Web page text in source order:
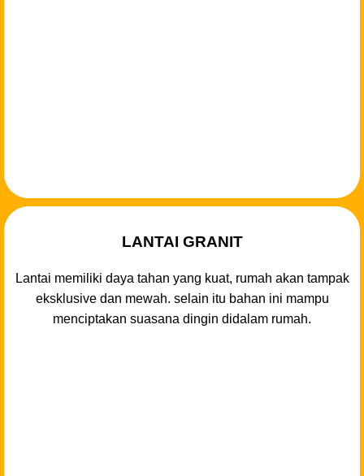
LANTAI GRANIT
Lantai memiliki daya tahan yang kuat, rumah akan tampak
eksklusive dan mewah. selain itu bahan ini mampu
menciptakan suasana dingin didalam rumah.